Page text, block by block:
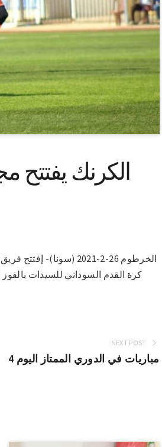
الخرطوم 26-2-2021
NEXT POST
4 مباريات في الدوري الممتاز اليوم